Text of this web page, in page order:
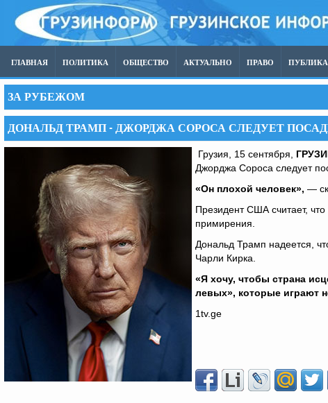
ГЛАВНАЯ ПОЛИТИКА ОБЩЕСТВО АКТУАЛЬНО ПРАВО
ЗА РУБЕЖОМ
ДОНАЛЬД ТРАМП - ДЖОРДЖА СОРОСА СЛЕДУЕТ
Грузия, 15 сентября,
Джорджа Сороса следует
«Он плохой человек», —
Президент США считает,
примирения.
Дональд Трамп надеется,
Чарли Кирка.
«Я хочу, чтобы страна
левых», которые играют
1tv.ge